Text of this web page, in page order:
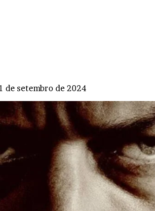
de setembro de 2024